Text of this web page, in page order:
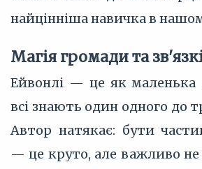
найцінніша навичка в
Магія громади та
Ейвонлі — це як маленька
всі знають один одного до
Автор натякає: бути
— це круто, але важливо